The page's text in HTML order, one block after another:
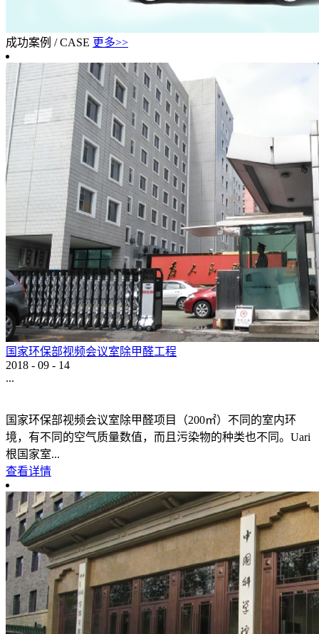
成功案例 / CASE 更多>>
国家环保部视频会议室除甲醛工程
2018 - 09 - 14
...
国家环保部视频会议室除甲醛项目（200㎡）不同的室内环
境，有不同的空气质量数值，而且污染物的种类也不同。Uari
根国家室...
查看详情